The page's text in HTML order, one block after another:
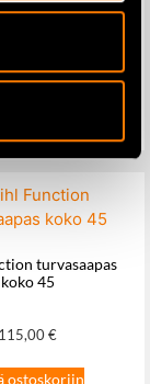
mitta 15m
86,00€
turvasaapas
koko 45
115,00€
ostoskoriin